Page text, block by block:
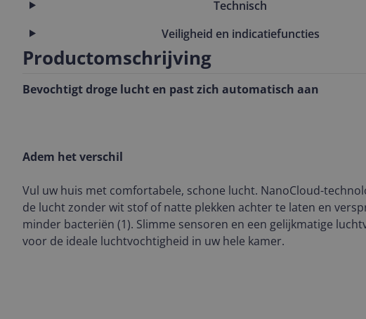
Technisch
Veiligheid en indicatiefuncties
Productomschrijving
Bevochtigt droge lucht en past zich automatisch aan
Adem het verschil
Vul uw huis met comfortabele, schone lucht. NanoCloud-
de lucht zonder wit stof of natte plekken achter te laten en
minder bacteriën (1). Slimme sensoren en een gelijkmatige
voor de ideale luchtvochtigheid in uw hele kamer.